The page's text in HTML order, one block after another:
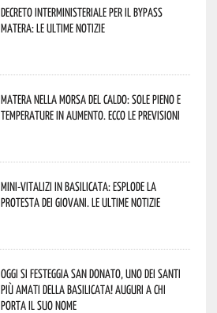
Decreto interministeriale per il Bypass
Matera: le ultime notizie
Matera nella morsa del caldo: sole pieno e
temperature in aumento. Ecco le previsioni
Mini-vitalizi in Basilicata: esplode la
protesta dei giovani. Le ultime notizie
Oggi si festeggia San Donato, uno dei Santi
più amati della Basilicata! Auguri a chi
porta il suo nome